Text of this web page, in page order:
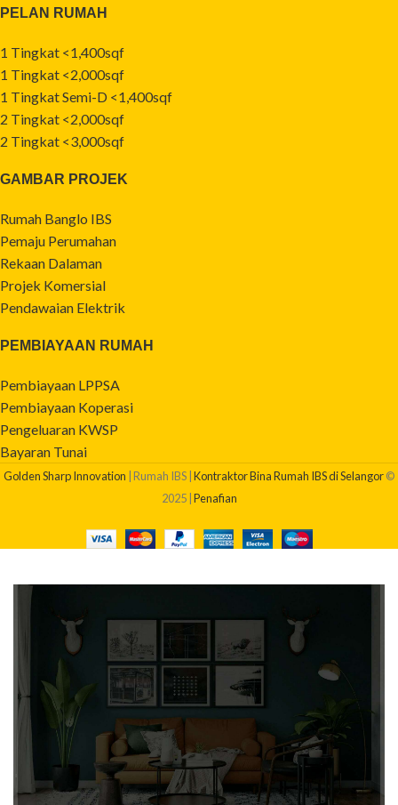
PELAN RUMAH
1 Tingkat <1,400sqf
1 Tingkat <2,000sqf
1 Tingkat Semi-D <1,400sqf
2 Tingkat <2,000sqf
2 Tingkat <3,000sqf
GAMBAR PROJEK
Rumah Banglo IBS
Pemaju Perumahan
Rekaan Dalaman
Projek Komersial
Pendawaian Elektrik
PEMBIAYAAN RUMAH
Pembiayaan LPPSA
Pembiayaan Koperasi
Pengeluaran KWSP
Bayaran Tunai
Golden Sharp Innovation | Rumah IBS | Kontraktor Bina Rumah IBS di Selangor©
2025 | Penafian
BERAPAKAH KOS BINA RUMAH SAYA?
Dapatkan quotation pembinaan rumah anda sekarang!
Klik Di Sini